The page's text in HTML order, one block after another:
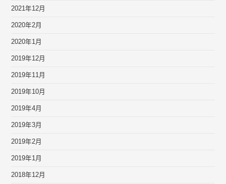
2021年12月
2020年2月
2020年1月
2019年12月
2019年11月
2019年10月
2019年4月
2019年3月
2019年2月
2019年1月
2018年12月